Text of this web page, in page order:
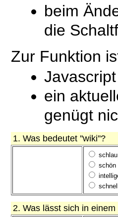
beim
die
Zur Funktion
ein
genügt
1. Was bedeutet ''wiki''?
schlau
schön
2. Was lässt sich in